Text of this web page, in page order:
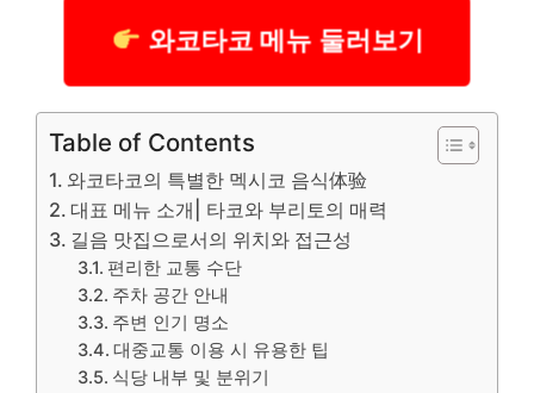
와코타코 메뉴 둘러보기
Table of Contents
와코타코의 특별한 멕시코 음식体验
대표 메뉴 소개| 타코와 부리토의 매력
길음 맛집으로서의 위치와 접근성
편리한 교통 수단
주차 공간 안내
주변 인기 명소
대중교통 이용 시 유용한 팁
식당 내부 및 분위기